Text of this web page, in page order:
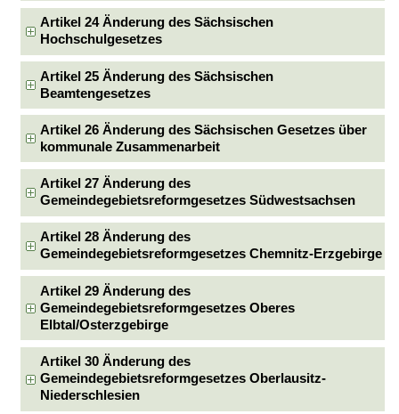
Artikel 24 Änderung des Sächsischen
Hochschulgesetzes
Artikel 25 Änderung des Sächsischen
Beamtengesetzes
Artikel 26 Änderung des Sächsischen Gesetzes über
kommunale Zusammenarbeit
Artikel 27 Änderung des
Gemeindegebietsreformgesetzes Südwestsachsen
Artikel 28 Änderung des
Gemeindegebietsreformgesetzes Chemnitz-Erzgebirge
Artikel 29 Änderung des
Gemeindegebietsreformgesetzes Oberes
Elbtal/Osterzgebirge
Artikel 30 Änderung des
Gemeindegebietsreformgesetzes Oberlausitz-
Niederschlesien